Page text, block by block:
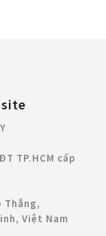
TP.HCM cấp
Thắng,
Việt Nam